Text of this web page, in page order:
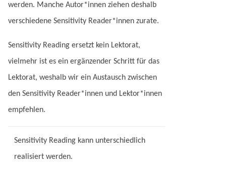
werden. Manche Autor*innen ziehen deshalb
verschiedene Sensitivity Reader*innen zurate.
Sensitivity Reading ersetzt kein Lektorat,
vielmehr ist es ein ergänzender Schritt für das
Lektorat, weshalb wir ein Austausch zwischen
den Sensitivity Reader*innen und Lektor*innen
empfehlen.
Sensitivity Reading kann unterschiedlich
realisiert werden.